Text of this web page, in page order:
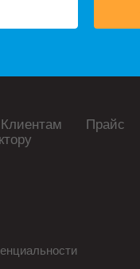
Клиентам Прайс